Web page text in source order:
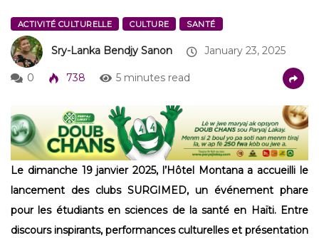
ACTIVITÉ CULTURELLE CULTURE SANTÉ
Sry-Lanka Bendjy Sanon January 23, 2025
0 738 5 minutes read
Le dimanche 19 janvier 2025, l’Hôtel Montana a accueilli le
lancement des clubs SURGIMED, un événement phare
pour les étudiants en sciences de la santé en Haïti. Entre
discours inspirants, performances culturelles et présentation